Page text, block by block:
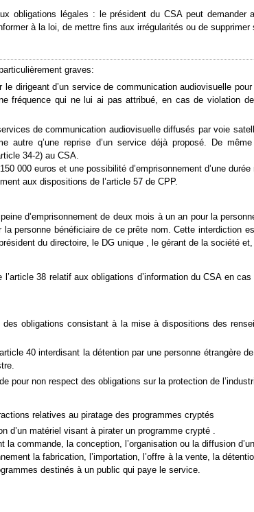
obligations légales : le président du CSA peut
à la loi, de mettre fins aux irrégularités ou de
graves:
dirigeant d’un service de communication audiovisuelle
fréquence qui ne lui ai pas attribué, en cas de violation
de communication audiovisuelle diffusés par voie
autre q’une reprise d’un service déjà proposé. De
34-2) au CSA.
000 euros et une possibilité d’emprisonnement d’une
aux dispositions de l’article 57 de CPP.
d’emprisonnement de deux mois à un an pour la
personne bénéficiaire de ce prête nom. Cette interdiction
du directoire, le DG unique , le gérant de la société
38 relatif aux obligations d’information du CSA en
obligations consistant à la mise à dispositions des
40 interdisant la détention par une personne étrangère
pour non respect des obligations sur la protection de
relatives au piratage des programmes cryptés
d’un matériel visant à pirater un programme crypté .
la commande, la conception, l’organisation ou la diffusion
la fabrication, l’importation, l’offre à la vente, la
destinés à un public qui paye le service.